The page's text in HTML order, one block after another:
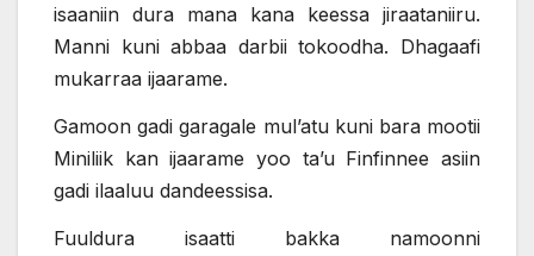
isaaniin dura mana kana keessa jiraataniiru.
Manni kuni abbaa darbii tokoodha. Dhagaafi
mukarraa ijaarame.
Gamoon gadi garagale mul’atu kuni bara mootii
Miniliik kan ijaarame yoo ta’u Finfinnee asiin
gadi ilaaluu dandeessisa.
Fuuldura isaatti bakka namoonni